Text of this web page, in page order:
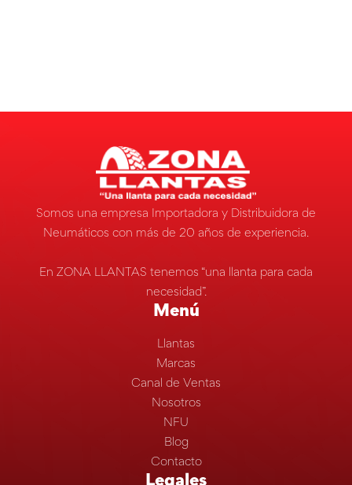
Somos una empresa Importadora y Distribuidora de
Neumáticos con más de 20 años de experiencia.
En ZONA LLANTAS tenemos “una llanta para cada
necesidad”.
Menú
Llantas
Marcas
Canal de Ventas
Nosotros
NFU
Blog
Contacto
Legales